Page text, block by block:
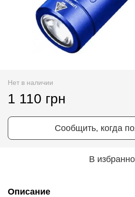
Нет в наличии
1 110 грн
Сообщить, когда
В
Описание